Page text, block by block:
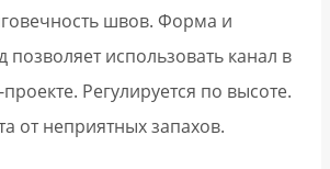
швов. Форма и
использовать канал в
Регулируется по высоте.
от неприятных запахов.